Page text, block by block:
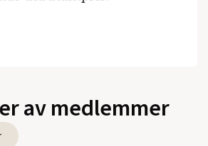
av medlemmer